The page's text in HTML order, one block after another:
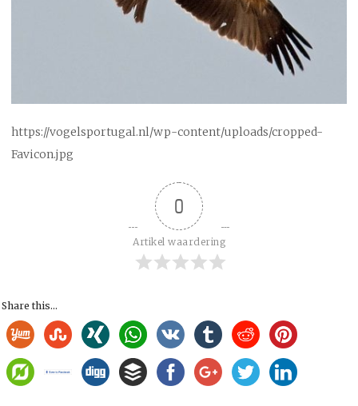
https://vogelsportugal.nl/wp-content/uploads/cropped-
Favicon.jpg
0
Artikel waardering
Share this...